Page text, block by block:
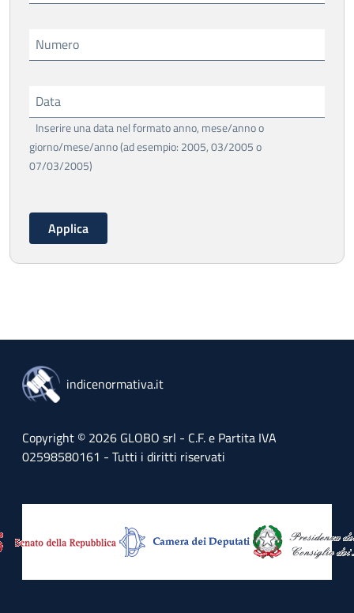
Numero
Data
Inserire una data nel formato anno, mese/anno o
giorno/mese/anno (ad esempio: 2005, 03/2005 o
07/03/2005)
indicenormativa.it
Copyright © 2026 GLOBO srl - C.F. e Partita IVA
02598580161 - Tutti i diritti riservati